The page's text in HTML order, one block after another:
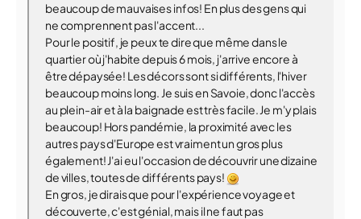
beaucoup de mauvaises infos! En plus des gens qui
ne comprennent pas l'accent...
Pour le positif, je peux te dire que même dans le
quartier où j'habite depuis 6 mois, j'arrive encore à
être dépaysée! Les décors sont si différents, l'hiver
beaucoup moins long. Je suis en Savoie, donc l'accès
au plein-air et à la baignade est très facile. Je m'y plais
beaucoup! Hors pandémie, la proximité avec les
autres pays d'Europe est vraiment un gros plus
également! J'ai eu l'occasion de découvrir une dizaine
de villes, toutes de différents pays!
En gros, je dirais que pour l'expérience voyage et
découverte, c'est génial, mais il ne faut pas